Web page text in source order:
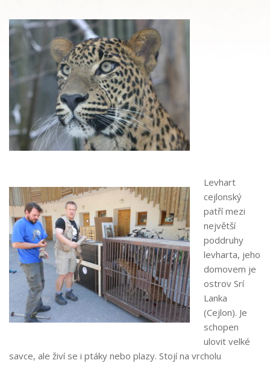
Levhart
cejlonský
patří mezi
největší
poddruhy
levharta, jeho
domovem je
ostrov Srí
Lanka
(Cejlon). Je
schopen
ulovit velké
savce, ale živí se i ptáky nebo plazy. Stojí na vrcholu